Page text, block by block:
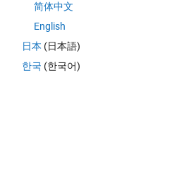
le 19 Nov 2014
Acceptée :
简体中文
English
日本 (日本語)
한국 (한국어)